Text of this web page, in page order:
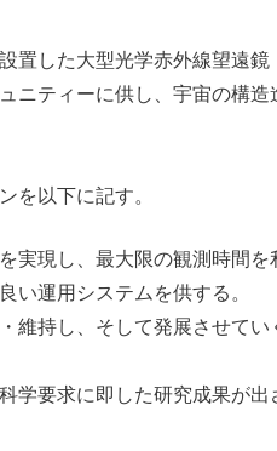
置した大型光学赤外線望遠
ニティーに供し、宇宙の構造
を以下に記す。
実現し、最大限の観測時間
い運用システムを供する。
維持し、そして発展させて
学要求に即した研究成果が